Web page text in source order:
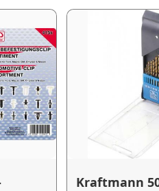
Kraftmann